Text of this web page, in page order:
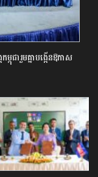
ជារួមគ្នាបង្កើនឱកាស